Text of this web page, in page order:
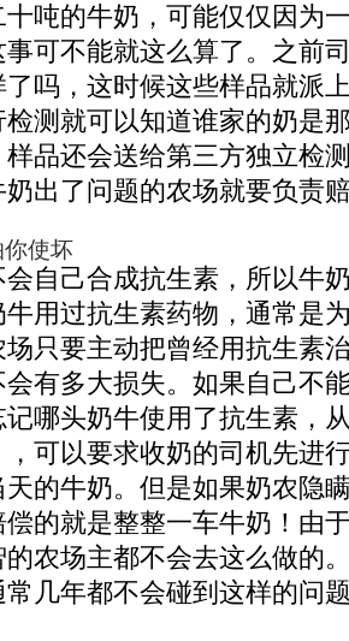
的牛奶，可能仅仅因为
可不能就这么算了。之前
吗，这时候这些样品就派
测就可以知道谁家的奶是
品还会送给第三方独立检
出了问题的农场就要负责
使坏
己合成抗生素，所以牛
用过抗生素药物，通常是
只要主动把曾经用抗生素
有多大损失。如果自己不
哪头奶牛使用了抗生素，
可以要求收奶的司机先进
的牛奶。但是如果奶农隐
的就是整整一车牛奶！由
农场主都不会去这么做的
几年都不会碰到这样的问